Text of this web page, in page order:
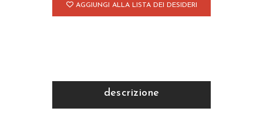
quantitàAGGIUNGI ALLA LISTA DEI DESIDERI
descrizione